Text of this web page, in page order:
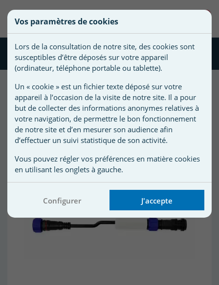
Cellule Bio-Pool
Affiner votre
recherche
25produit(s) trié(s) par :
Meilleures ventes
Créer une nouvelle liste
une
liste
Nom de
d'envies
((confirmMessage))
Vous
devez
être
connecté
pour
ajouter
des
produits
à
votre
liste
Vos paramètres de cookies
Lors de la consultation de notre site, des cookies sont
susceptibles d’être déposés sur votre appareil
(ordinateur, téléphone portable ou tablette).
Un « cookie » est un fichier texte déposé sur votre
appareil à l’occasion de la visite de notre site. Il a pour
but de collecter des informations anonymes relatives à
votre navigation, de permettre le bon fonctionnement
de notre site et d’en mesurer son audience afin
d’effectuer un suivi statistique de son activité.
Vous pouvez régler vos préférences en matière cookies
en utilisant les onglets à gauche.
Configurer J'accepte